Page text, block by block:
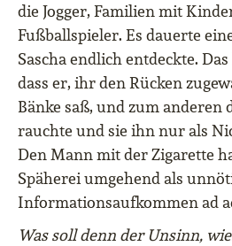
die Jogger, Familien mit
Fußballspieler. Es dauerte
Sascha endlich entdeckte.
dass er, ihr den Rücken
Bänke saß, und zum anderen
rauchte und sie ihn nur als
Den Mann mit der Zigarette
Späherei umgehend als
Informationsaufkommen ad
Was soll denn der Unsinn,